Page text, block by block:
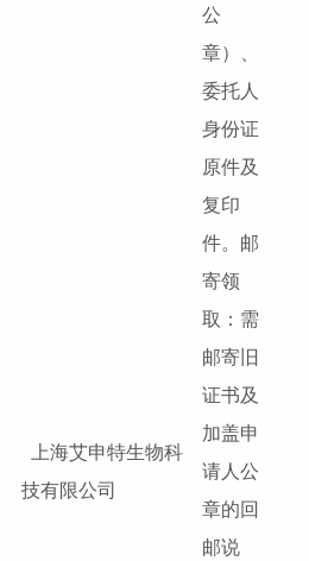
上海艾申特生物科
技有限公司
公
章）、
委托人
身份证
原件及
复印
件。邮
寄领
取：需
邮寄旧
证书及
加盖申
请人公
章的回
邮说